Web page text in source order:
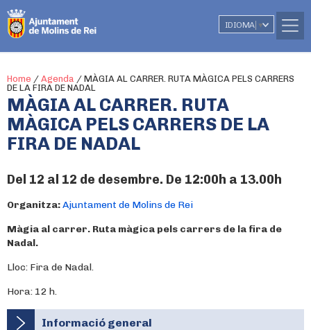
IDIOMA ▼
Home / Agenda / MÀGIA AL CARRER. RUTA MÀGICA PELS CARRERS
DE LA FIRA DE NADAL
MÀGIA AL CARRER. RUTA
MÀGICA PELS CARRERS DE LA
FIRA DE NADAL
Del 12 al 12 de desembre. De 12:00h a 13.00h
Organitza:Ajuntament de Molins de Rei
Màgia al carrer. Ruta màgica pels carrers de la fira de
Nadal.
Lloc: Fira de Nadal.
Hora: 12 h.
Informació general